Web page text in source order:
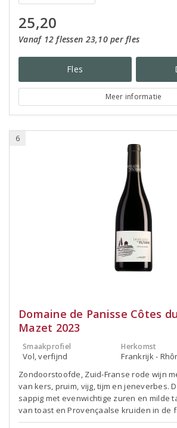
25,20
Vanaf 12 flessen 23,10 per fles
Fles
Meer informatie
6
Domaine de Panisse Côtes
Mazet 2023
Smaakprofiel
Vol, verfijnd
Herkomst
Frankrijk -
Zondoorstoofde, Zuid-Franse rode wijn
van kers, pruim, vijg, tijm en jeneverbes.
sappig met evenwichtige zuren en milde
van toast en Provençaalse kruiden in de